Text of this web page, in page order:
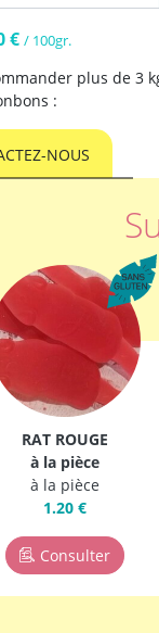
€ / 100gr.
plus de 3
:
NOUS
RAT ROUGE
à la pièce
à la pièce
1.20 €
Consulter